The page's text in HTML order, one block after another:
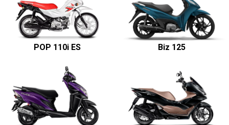
POP 110i ES Biz 125